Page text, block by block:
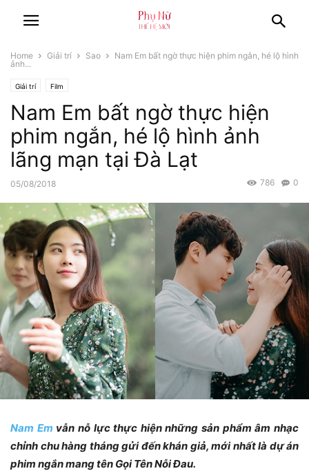
Home Giải trí Sao
Nam Em bất ngờ thực hiện phim ngắn, hé lộ hình
ảnh...
Giải trí Film
Nam Em bất ngờ thực hiện
phim ngắn, hé lộ hình ảnh
lãng mạn tại Đà Lạt
05/08/2018 0
786
Nam Em vẫn nỗ lực thực hiện những sản phẩm âm nhạc
chỉnh chu hàng tháng gửi đến khán giả, mới nhất là dự án
phim ngắn mang tên Gọi Tên Nỗi Đau.